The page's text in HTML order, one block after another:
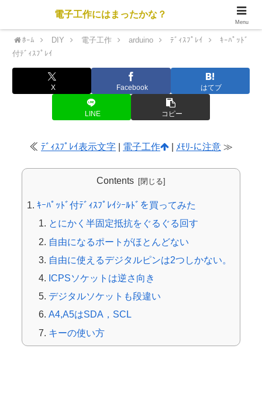
ﾎｰﾑ DIY 電子工作 arduino ﾃﾞｨｽﾌﾟﾚｲ
ｷｰﾊﾟｯﾄﾞ
付ﾃﾞｨｽﾌﾟﾚｲ
X Facebook はてブ
LINE コピー
≪ ﾃﾞｨｽﾌﾟﾚｲ表示文字 電子工作 ﾒﾓﾘ-に注意 ≫
Contents
ｷｰﾊﾟｯﾄﾞ付ﾃﾞｨｽﾌﾟﾚｲｼｰﾙﾄﾞを買ってみた
とにかく半固定抵抗をぐるぐる回す
自由になるポートがほとんどない
自由に使えるデジタルピンは2つしかない。
ICPSソケットは逆さ向き
デジタルソケットも段違い
A4,A5はSDA，SCL
キーの使い方
電子工作にはまったかな？
Menu